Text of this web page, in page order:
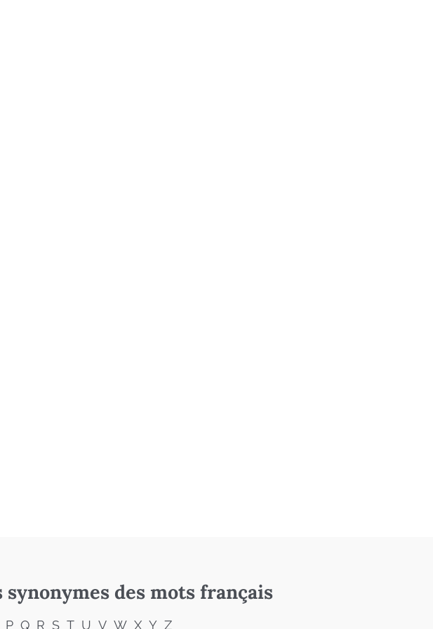
des mots français
P Q R S T U V W X Y Z